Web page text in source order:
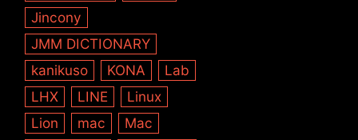
Jincony
JMM DICTIONARY
kanikuso
KONA
Lab
LHX
LINE
Linux
Lion
mac
Mac